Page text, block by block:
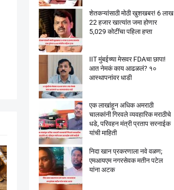
शेतकऱ्यांसाठी मोठी खुशखबर! 6 लाख
22 हजार खात्यांत जमा होणार
5,029 कोटींचा पहिला हप्ता
IIT मुंबईच्या मेसवर FDAचा छापा!
आत नेमकं काय आढळलं? १०
आस्थापनांवर धाडी
एक लाखांहून अधिक अमराठी
चालकांनी गिरवले व्यवहारिक मराठीचे
धडे, परिवहन मंत्री प्रताप सरनाईक
यांची माहिती
निदा खान प्रकरणाला नवे वळण;
एमआयएम नगरसेवक मतीन पटेल
यांना अटक